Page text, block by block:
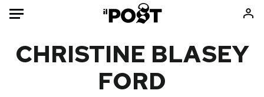
CHRISTINE BLASEY
FORD